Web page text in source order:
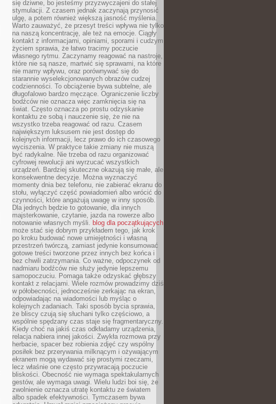
się dziwne, bo jesteśmy przyzwyczajeni do stałej
stymulacji. Z czasem jednak zaczynają przynosić
ulgę, a potem również większą jasność myślenia.
Warto zauważyć, że przesyt treści wpływa nie tylko
na naszą koncentrację, ale też na emocje. Ciągły
kontakt z informacjami, opiniami, sporami i cudzym
życiem sprawia, że łatwo tracimy poczucie
własnego rytmu. Zaczynamy reagować na nastroje,
które nie są nasze, martwić się sprawami, na które
nie mamy wpływu, oraz porównywać się do
starannie wyselekcjonowanych obrazów cudzej
codzienności. To obciążenie bywa subtelne, ale
długofalowo bardzo męczące. Ograniczenie liczby
bodźców nie oznacza więc zamknięcia się na
świat. Często oznacza po prostu odzyskanie
kontaktu ze sobą i nauczenie się, że nie na
wszystko trzeba reagować od razu. Czasem
największym luksusem nie jest dostęp do
kolejnych informacji, lecz prawo do ich czasowego
wyciszenia. W praktyce takie zmiany nie muszą
być radykalne. Nie trzeba od razu organizować
cyfrowej rewolucji ani wyrzucać wszystkich
urządzeń. Bardziej skuteczne okazują się małe, ale
konsekwentne decyzje. Można wyznaczyć
momenty dnia bez telefonu, nie zabierać ekranu do
stołu, wyłączyć część powiadomień albo wrócić do
czynności, które angażują uwagę w inny sposób.
Dla jednych będzie to gotowanie, dla innych
majsterkowanie, czytanie, jazda na rowerze albo
notowanie własnych myśli. blog dla początkujących
może stać się dobrym przykładem tego, jak krok
po kroku budować nowe umiejętności i własną
przestrzeń twórczą, zamiast jedynie konsumować
gotowe treści tworzone przez innych bez końca i
bez chwili zatrzymania. Co ważne, odpoczynek od
nadmiaru bodźców nie służy jedynie lepszemu
samopoczuciu. Pomaga także odzyskać głębszy
kontakt z relacjami. Wiele rozmów prowadzimy dziś
w półobecności, jednocześnie zerkając na ekran,
odpowiadając na wiadomości lub myśląc o
kolejnych zadaniach. Taki sposób bycia sprawia,
że bliscy czują się słuchani tylko częściowo, a
wspólnie spędzany czas staje się fragmentaryczny.
Kiedy choć na jakiś czas odkładamy urządzenia,
relacja nabiera innej jakości. Zwykła rozmowa przy
herbacie, spacer bez robienia zdjęć czy wspólny
posiłek bez przerywania milknącym i ożywającym
ekranem mogą wydawać się prostymi rzeczami,
lecz właśnie one często przywracają poczucie
bliskości. Obecność nie wymaga spektakularnych
gestów, ale wymaga uwagi. Wielu ludzi boi się, że
zwolnienie oznacza utratę kontaktu ze światem
albo spadek efektywności. Tymczasem bywa